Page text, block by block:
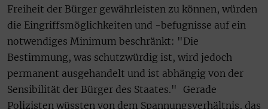
Freiheit der Bürger gewährleisten zu können, würden
die Eingriffsmöglichkeiten und -befugnisse auf ein
notwendiges Minimum beschränkt: "Die
Bestimmung, was schutzwürdig ist, wird jedoch
permanent ausgehandelt und ist abhängig von der
Sensibilität der Bürger des Staates." Gerade
Polizisten wüssten von dem Spannungsverhältnis, das